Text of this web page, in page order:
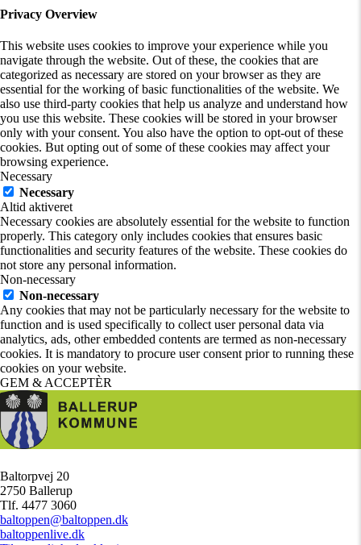
Privacy Overview
This website uses cookies to improve your experience while you
navigate through the website. Out of these, the cookies that are
categorized as necessary are stored on your browser as they are
essential for the working of basic functionalities of the website. We
also use third-party cookies that help us analyze and understand how
you use this website. These cookies will be stored in your browser
only with your consent. You also have the option to opt-out of these
cookies. But opting out of some of these cookies may affect your
browsing experience.
Necessary
Necessary
Altid aktiveret
Necessary cookies are absolutely essential for the website to function
properly. This category only includes cookies that ensures basic
functionalities and security features of the website. These cookies do
not store any personal information.
Non-necessary
Non-necessary
Any cookies that may not be particularly necessary for the website to
function and is used specifically to collect user personal data via
analytics, ads, other embedded contents are termed as non-necessary
cookies. It is mandatory to procure user consent prior to running these
cookies on your website.
GEM & ACCEPTÈR
Baltorpvej 20
2750 Ballerup
Tlf. 4477 3060
baltoppen@baltoppen.dk
baltoppenlive.dk